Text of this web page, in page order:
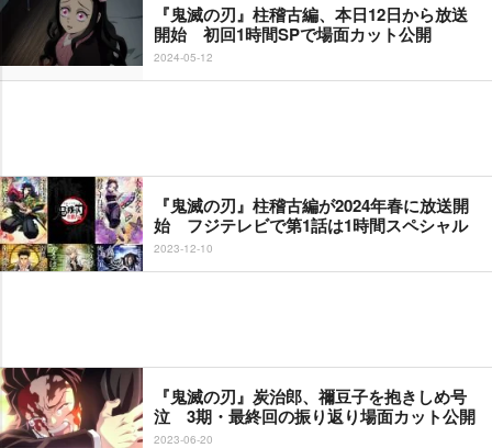
『鬼滅の刃』柱稽古編、本日12日から放送
開始 初回1時間SPで場面カット公開
2024-05-12
『鬼滅の刃』柱稽古編が2024年春に放送開
始 フジテレビで第1話は1時間スペシャル
2023-12-10
『鬼滅の刃』炭治郎、禰豆子を抱きしめ号
泣 3期・最終回の振り返り場面カット公開
2023-06-20